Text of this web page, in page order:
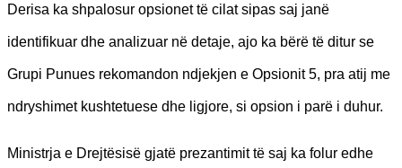
Derisa ka shpalosur opsionet të cilat sipas saj janë
identifikuar dhe analizuar në detaje, ajo ka bërë të ditur se
Grupi Punues rekomandon ndjekjen e Opsionit 5, pra atij me
ndryshimet kushtetuese dhe ligjore, si opsion i parë i duhur.
Ministrja e Drejtësisë gjatë prezantimit të saj ka folur edhe